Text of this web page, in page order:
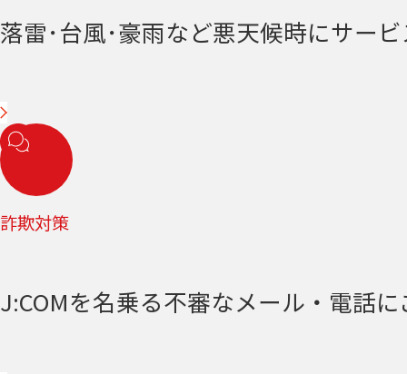
落雷･台風･豪雨など悪天候時にサー
詐欺対策
J:COMを名乗る不審なメール・電話